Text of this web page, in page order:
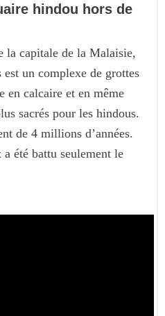
hindou hors de
la capitale de la Malaisie,
un complexe de grottes
en calcaire et en même
sacrés pour les hindous.
de 4 millions d’années.
été battu seulement le